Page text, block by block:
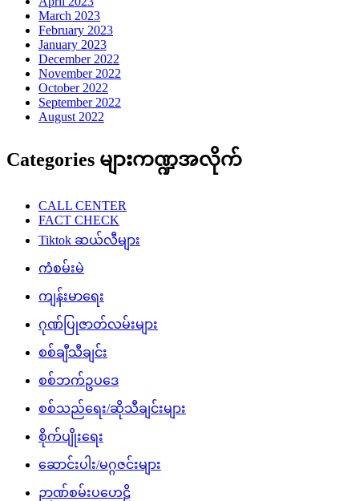
March 2023
February 2023
January 2023
December 2022
November 2022
October 2022
September 2022
August 2022
Categories များကဏ္ဍအလိုက်
CALL CENTER
FACT CHECK
Tiktok ဆယ်လီများ
ကံစမ်းမဲ
ကျန်းမာရေး
ဂုဏ်ပြုဇာတ်လမ်းများ
စစ်ချီသီချင်း
စစ်ဘက်ဥပဒေ
စစ်သည်ရေး/ဆိုသီချင်းများ
စိုက်ပျိုးရေး
ဆောင်းပါး/မဂ္ဂဇင်းများ
ဉာဏ်စမ်းပဟေဠိ